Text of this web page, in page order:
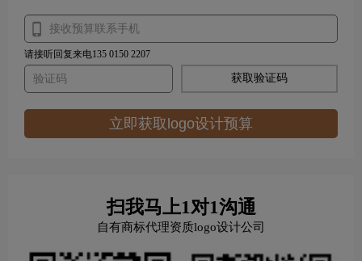
请接听回复来电135 0150 2207
获取验证码
立即获取logo设计预算
扫我马上1对1沟通
自有商标代理资质logo设计公司